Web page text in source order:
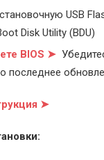
USB
Disk Utility (BDU)
BIOS ➤
последнее
➤